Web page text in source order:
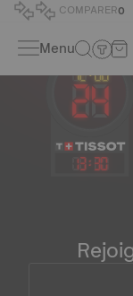
COMPARER0
Menu
13: 30